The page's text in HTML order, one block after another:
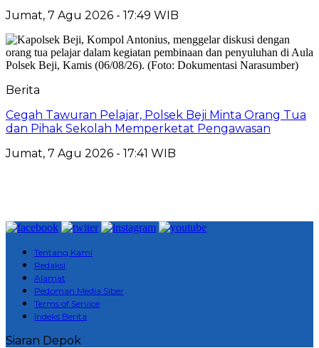
Jumat, 7 Agu 2026 - 17:49 WIB
Berita
Cegah Tawuran Pelajar, Polsek Beji Minta Orang Tua
dan Pihak Sekolah Memperketat Pengawasan
Jumat, 7 Agu 2026 - 17:41 WIB
Tentang Kami
Redaksi
Alamat
Pedoman Media Siber
Terms of Service
Indeks Berita
Siaran Depok